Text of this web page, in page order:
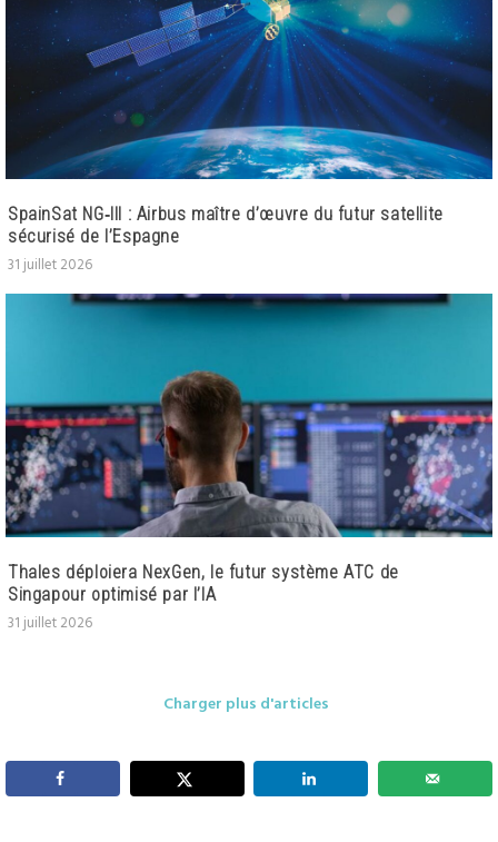
SpainSat NG‑III : Airbus maître d’œuvre du futur satellite
sécurisé de l’Espagne
31 juillet 2026
Thales déploiera NexGen, le futur système ATC de
Singapour optimisé par l’IA
31 juillet 2026
Charger plus d'articles